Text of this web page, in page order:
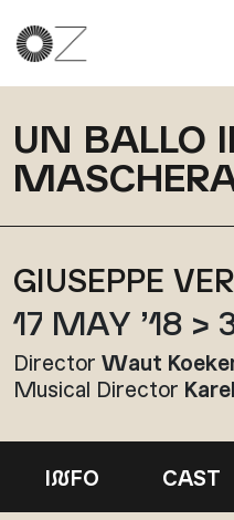
UN BALLO
GIUSEPPE
17 MAY ’18 >
Director Waut
Musical Director
INFO CAST